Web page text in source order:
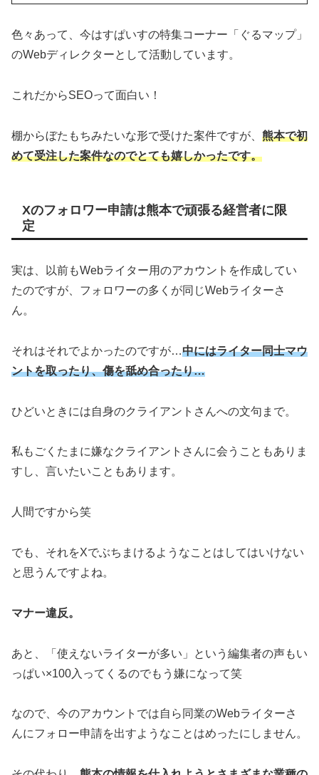
色々あって、今はすぱいすの特集コーナー「ぐるマップ」
のWebディレクターとして活動しています。
これだからSEOって面白い！
棚からぼたもちみたいな形で受けた案件ですが、 熊本で初
めて受注した案件なのでとても嬉しかったです。
Xのフォロワー申請は熊本で頑張る経営者に限
定
実は、以前もWebライター用のアカウントを作成してい
たのですが、フォロワーの多くが同じWebライターさ
ん。
それはそれでよかったのですが…中にはライター同士マウ
ントを取ったり、傷を舐め合ったり…
ひどいときには自身のクライアントさんへの文句まで。
私もごくたまに嫌なクライアントさんに会うこともありま
すし、言いたいこともあります。
人間ですから笑
でも、それをXでぶちまけるようなことはしてはいけない
と思うんですよね。
マナー違反。
あと、「使えないライターが多い」という編集者の声もい
っぱい×100入ってくるのでもう嫌になって笑
なので、今のアカウントでは自ら同業のWebライターさ
んにフォロー申請を出すようなことはめったにしません。